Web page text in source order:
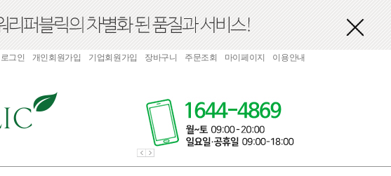
로그인 개인회원가입 기업회원가입 장바구니 주문조회 마이페이지 이용안내